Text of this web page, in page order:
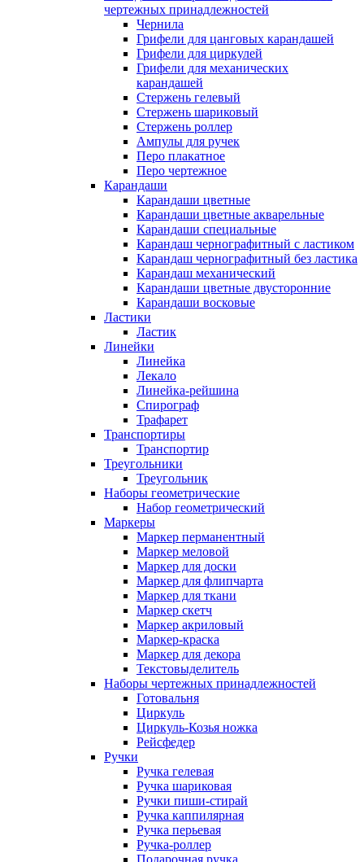
чертежных принадлежностей
Чернила
Грифели для цанговых карандашей
Грифели для циркулей
Грифели для механических
карандашей
Стержень гелевый
Стержень шариковый
Стержень роллер
Ампулы для ручек
Перо плакатное
Перо чертежное
Карандаши
Карандаши цветные
Карандаши цветные акварельные
Карандаши специальные
Карандаш чернографитный с ластиком
Карандаш чернографитный без ластика
Карандаш механический
Карандаши цветные двусторонние
Карандаши восковые
Ластики
Ластик
Линейки
Линейка
Лекало
Линейка-рейшина
Спирограф
Трафарет
Транспортиры
Транспортир
Треугольники
Треугольник
Наборы геометрические
Набор геометрический
Маркеры
Маркер перманентный
Маркер меловой
Маркер для доски
Маркер для флипчарта
Маркер для ткани
Маркер скетч
Маркер акриловый
Маркер-краска
Маркер для декора
Текстовыделитель
Наборы чертежных принадлежностей
Готовальня
Циркуль
Циркуль-Козья ножка
Рейсфедер
Ручки
Ручка гелевая
Ручка шариковая
Ручки пиши-стирай
Ручка каппилярная
Ручка перьевая
Ручка-роллер
Подарочная ручка